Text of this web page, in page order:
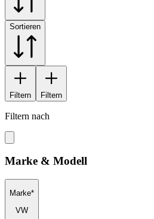
Sortieren
Filtern Filtern
Filtern nach
Marke & Modell
Marke*
VW